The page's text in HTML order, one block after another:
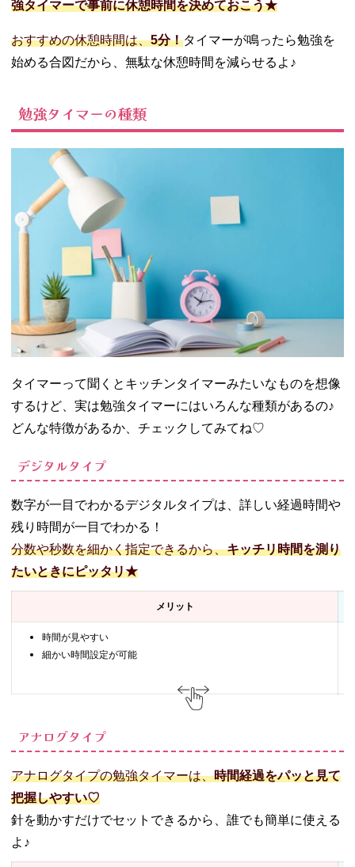
強タイマーで事前に休憩時間を決めておこう★
おすすめの休憩時間は、5分！タイマーが鳴ったら勉強を
始める合図だから、無駄な休憩時間を減らせるよ♪
勉強タイマーの種類
タイマーって聞くとキッチンタイマーみたいなものを想像
するけど、実は勉強タイマーにはいろんな種類があるの♪
どんな特徴があるか、チェックしてみてね♡
デジタルタイプ
数字が一目でわかるデジタルタイプは、詳しい経過時間や
残り時間が一目でわかる！
分数や秒数を細かく指定できるから、キッチリ時間を測り
たいときにピッタリ★
メリット
時間が見やすい
細かい時間設定が可能
アナログタイプ
アナログタイプの勉強タイマーは、時間経過をパッと見て
把握しやすい♡
針を動かすだけでセットできるから、誰でも簡単に使える
よ♪